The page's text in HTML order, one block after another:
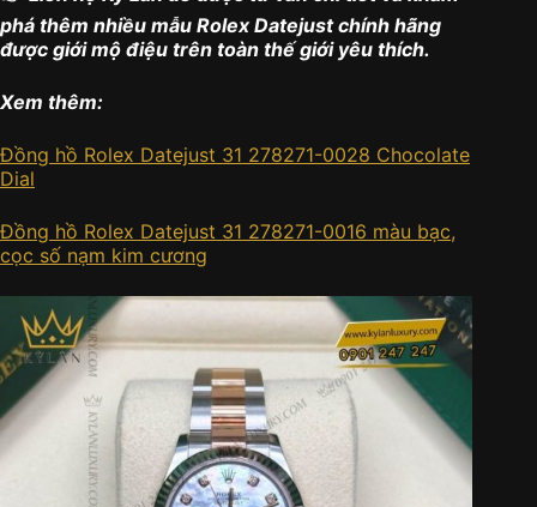
phá thêm nhiều mẫu Rolex Datejust chính hãng
được giới mộ điệu trên toàn thế giới yêu thích.
Xem thêm:
Đồng hồ Rolex Datejust 31 278271-0028 Chocolate
Dial
Đồng hồ Rolex Datejust 31 278271-0016 màu bạc,
cọc số nạm kim cương